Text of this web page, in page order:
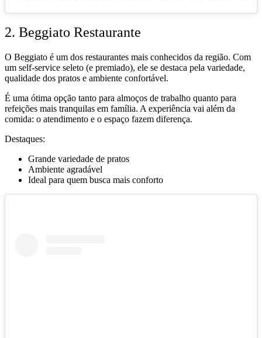
2. Beggiato Restaurante
O Beggiato é um dos restaurantes mais conhecidos da região. Com
um self-service seleto (e premiado), ele se destaca pela variedade,
qualidade dos pratos e ambiente confortável.
É uma ótima opção tanto para almoços de trabalho quanto para
refeições mais tranquilas em família. A experiência vai além da
comida: o atendimento e o espaço fazem diferença.
Destaques:
Grande variedade de pratos
Ambiente agradável
Ideal para quem busca mais conforto